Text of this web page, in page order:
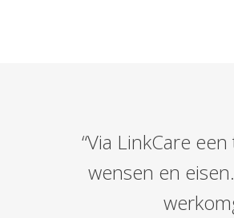
“Via LinkCare
wensen en eisen.